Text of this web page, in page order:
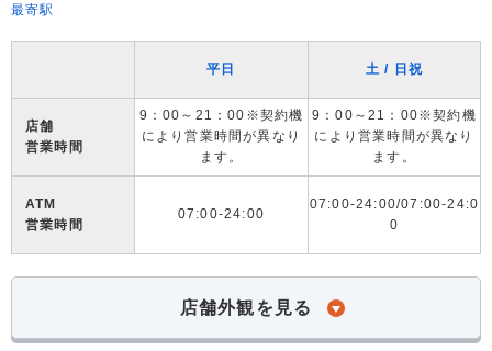
最寄駅
平日 土 / 日祝
店舗
営業時間
9：00～21：00※契約機
により営業時間が異なり
ます。
9：00～21：00※契約機
により営業時間が異なり
ます。
ATM
営業時間
07:00-24:00
07:00-24:00/07:00-24:0
0
店舗外観を見る